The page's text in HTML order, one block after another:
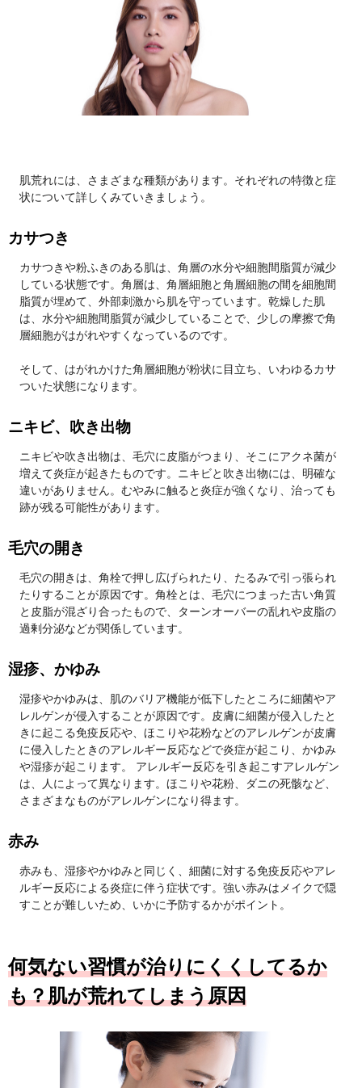
肌荒れには、さまざまな種類があります。それぞれの特徴と症
状について詳しくみていきましょう。
カサつき
カサつきや粉ふきのある肌は、角層の水分や細胞間脂質が減少
している状態です。角層は、角層細胞と角層細胞の間を細胞間
脂質が埋めて、外部刺激から肌を守っています。乾燥した肌
は、水分や細胞間脂質が減少していることで、少しの摩擦で角
層細胞がはがれやすくなっているのです。
そして、はがれかけた角層細胞が粉状に目立ち、いわゆるカサ
ついた状態になります。
ニキビ、吹き出物
ニキビや吹き出物は、毛穴に皮脂がつまり、そこにアクネ菌が
増えて炎症が起きたものです。ニキビと吹き出物には、明確な
違いがありません。むやみに触ると炎症が強くなり、治っても
跡が残る可能性があります。
毛穴の開き
毛穴の開きは、角栓で押し広げられたり、たるみで引っ張られ
たりすることが原因です。角栓とは、毛穴につまった古い角質
と皮脂が混ざり合ったもので、ターンオーバーの乱れや皮脂の
過剰分泌などが関係しています。
湿疹、かゆみ
湿疹やかゆみは、肌のバリア機能が低下したところに細菌やア
レルゲンが侵入することが原因です。皮膚に細菌が侵入したと
きに起こる免疫反応や、ほこりや花粉などのアレルゲンが皮膚
に侵入したときのアレルギー反応などで炎症が起こり、かゆみ
や湿疹が起こります。 アレルギー反応を引き起こすアレルゲン
は、人によって異なります。ほこりや花粉、ダニの死骸など、
さまざまなものがアレルゲンになり得ます。
赤み
赤みも、湿疹やかゆみと同じく、細菌に対する免疫反応やアレ
ルギー反応による炎症に伴う症状です。強い赤みはメイクで隠
すことが難しいため、いかに予防するかがポイント。
何気ない習慣が治りにくくしてるか
も？肌が荒れてしまう原因